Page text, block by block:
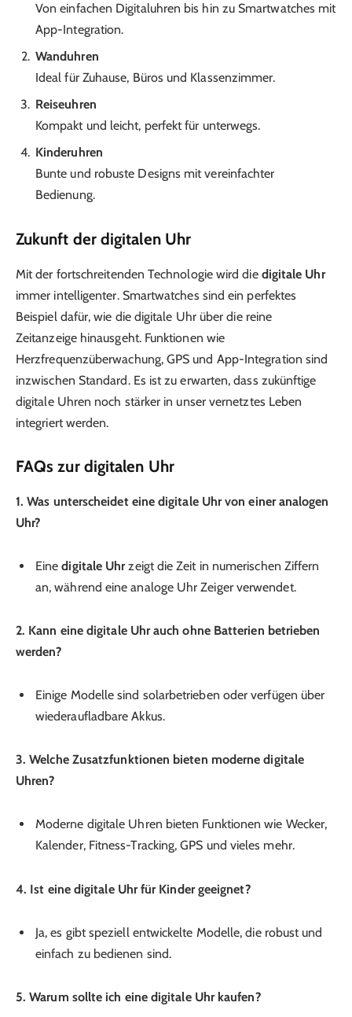
Von einfachen Digitaluhren bis hin zu Smartwatches mit
App-Integration.
Wanduhren
Ideal für Zuhause, Büros und Klassenzimmer.
Reiseuhren
Kompakt und leicht, perfekt für unterwegs.
Kinderuhren
Bunte und robuste Designs mit vereinfachter
Bedienung.
Zukunft der digitalen Uhr
Mit der fortschreitenden Technologie wird die digitale Uhr
immer intelligenter. Smartwatches sind ein perfektes
Beispiel dafür, wie die digitale Uhr über die reine
Zeitanzeige hinausgeht. Funktionen wie
Herzfrequenzüberwachung, GPS und App-Integration sind
inzwischen Standard. Es ist zu erwarten, dass zukünftige
digitale Uhren noch stärker in unser vernetztes Leben
integriert werden.
FAQs zur digitalen Uhr
1. Was unterscheidet eine digitale Uhr von einer analogen
Uhr?
Einedigitale Uhrzeigt die Zeit in numerischen Ziffern
an, während eine analoge Uhr Zeiger verwendet.
2. Kann eine digitale Uhr auch ohne Batterien betrieben
werden?
Einige Modelle sind solarbetrieben oder verfügen über
wiederaufladbare Akkus.
3. Welche Zusatzfunktionen bieten moderne digitale
Uhren?
Moderne digitale Uhren bieten Funktionen wie Wecker,
Kalender, Fitness-Tracking, GPS und vieles mehr.
4. Ist eine digitale Uhr für Kinder geeignet?
Ja, es gibt speziell entwickelte Modelle, die robust und
einfach zu bedienen sind.
5. Warum sollte ich eine digitale Uhr kaufen?